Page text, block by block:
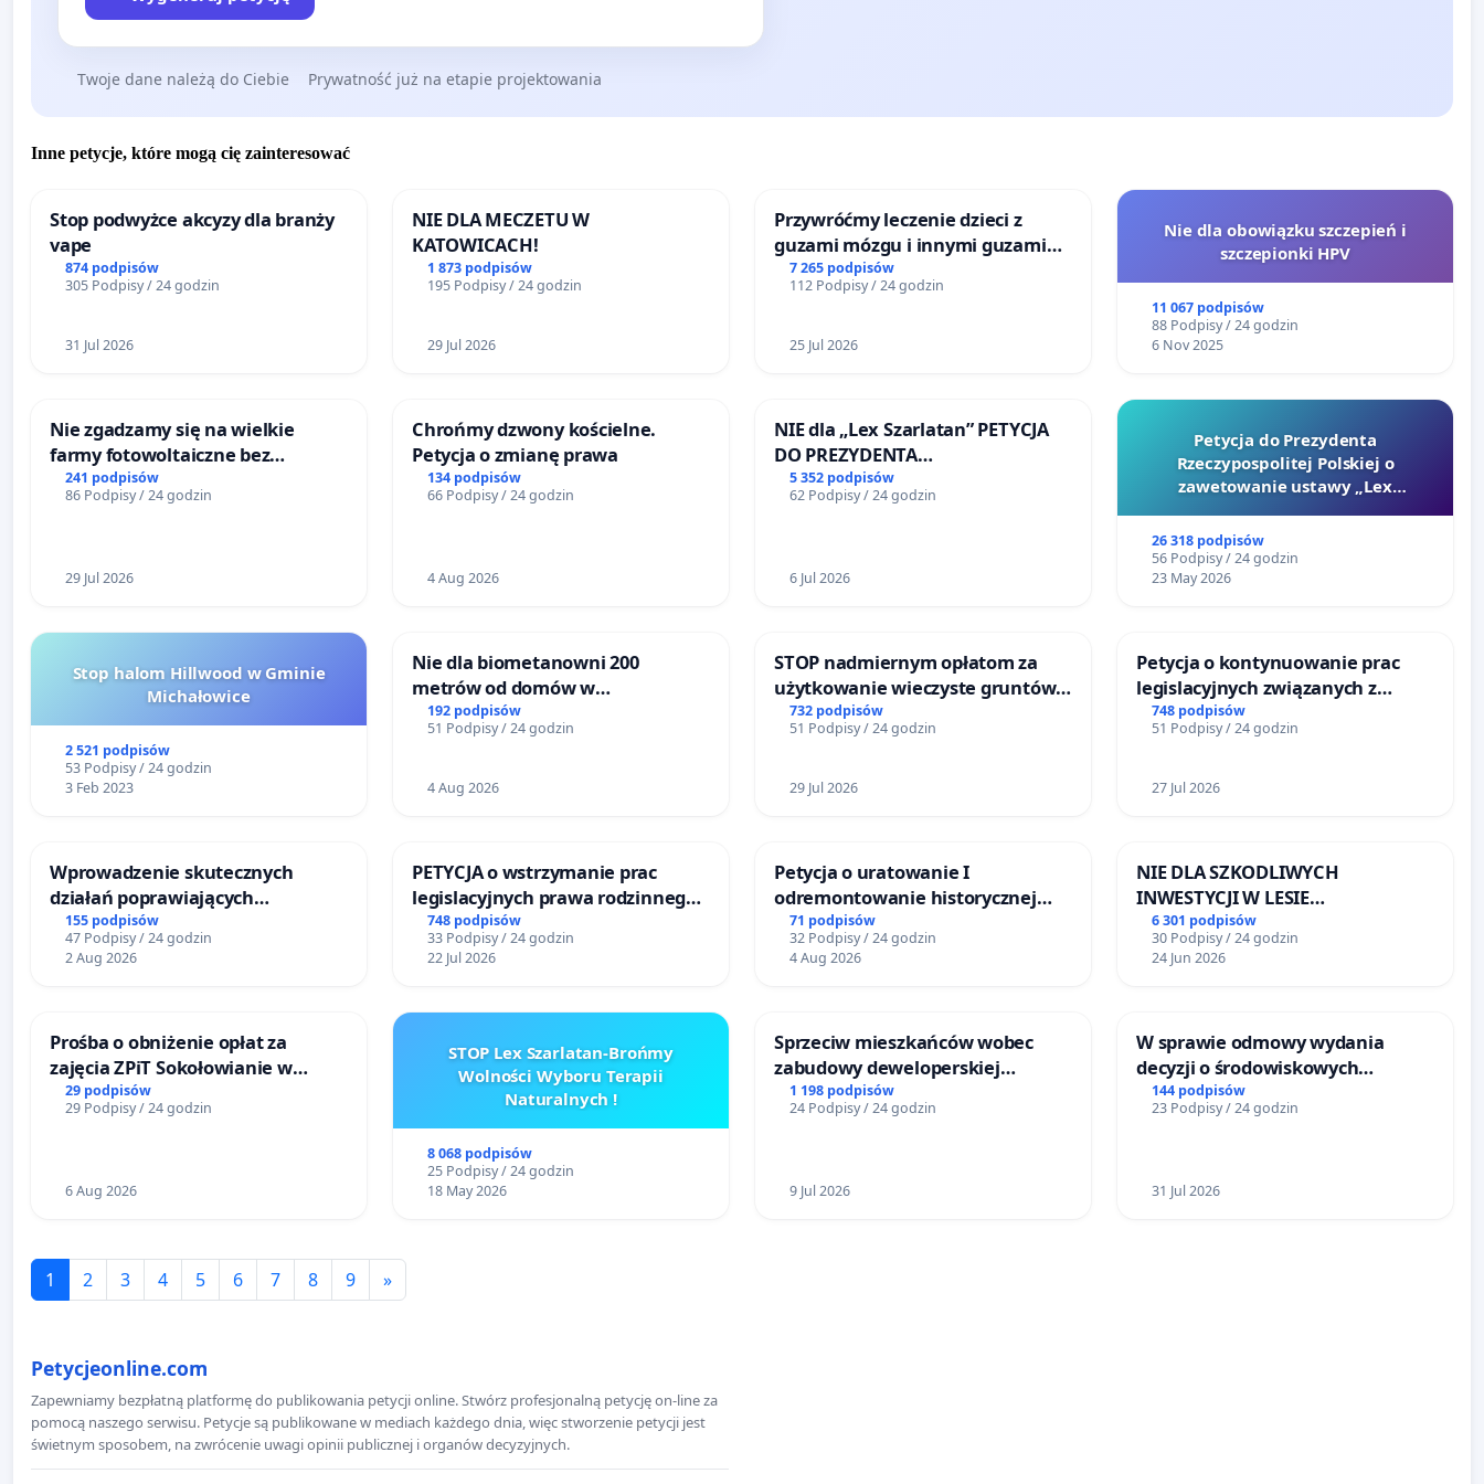
Twoje dane należą do Ciebie Prywatność już na etapie projektowania
Inne petycje, które mogą cię zainteresować
Stop podwyżce akcyzy dla branży
vape
874 podpisów
305 Podpisy / 24 godzin
31 Jul 2026
NIE DLA MECZETU W
KATOWICACH!
1 873 podpisów
195 Podpisy / 24 godzin
29 Jul 2026
Przywróćmy leczenie dzieci z
guzami mózgu i innymi guzami
litymi do Górnośląskiego
Centrum Zdrowia Dziecka w
7 265 podpisów
112 Podpisy / 24 godzin
25 Jul 2026
Nie dla obowiązku szczepień i
szczepionki HPV
11 067 podpisów
88 Podpisy / 24 godzin
6 Nov 2025
Nie zgadzamy się na wielkie
farmy fotowoltaiczne bez
rzetelnych analiz i akceptacji
mieszkańców
241 podpisów
86 Podpisy / 24 godzin
29 Jul 2026
Chrońmy dzwony kościelne.
Petycja o zmianę prawa
134 podpisów
66 Podpisy / 24 godzin
4 Aug 2026
NIE dla „Lex Szarlatan” PETYCJA
DO PREZYDENTA
RZECZYPOSPOLITEJ POLSKIEJ
5 352 podpisów
62 Podpisy / 24 godzin
6 Jul 2026
Petycja do Prezydenta
Rzeczypospolitej Polskiej o
zawetowanie ustawy „Lex
26 318 podpisów
56 Podpisy / 24 godzin
23 May 2026
Stop halom Hillwood w Gminie
Michałowice
2 521 podpisów
53 Podpisy / 24 godzin
3 Feb 2023
Nie dla biometanowni 200
metrów od domów w
Biernatkach, gm. Wądroże
Wielkie
192 podpisów
51 Podpisy / 24 godzin
4 Aug 2026
STOP nadmiernym opłatom za
użytkowanie wieczyste gruntów
zajmowanych przez rodzinne
ogrody działkowe.
732 podpisów
51 Podpisy / 24 godzin
29 Jul 2026
Petycja o kontynuowanie prac
legislacyjnych związanych z
reformą prawa rodzinnego
748 podpisów
51 Podpisy / 24 godzin
27 Jul 2026
Wprowadzenie skutecznych
działań poprawiających
bezpieczeństwo na ulicy
Żeromskiego w Otwocku
155 podpisów
47 Podpisy / 24 godzin
2 Aug 2026
PETYCJA o wstrzymanie prac
legislacyjnych prawa rodzinnego
narażających ofiary przemocy
748 podpisów
33 Podpisy / 24 godzin
22 Jul 2026
Petycja o uratowanie I
odremontowanie historycznej
Lokomotywy sm42-914
71 podpisów
32 Podpisy / 24 godzin
4 Aug 2026
NIE DLA SZKODLIWYCH
INWESTYCJI W LESIE
ŁAGIEWNICKIM I ARTURÓWKU
6 301 podpisów
30 Podpisy / 24 godzin
24 Jun 2026
Prośba o obniżenie opłat za
zajęcia ZPiT Sokołowianie w
Sokołowskim Ośrodku Kultury
29 podpisów
29 Podpisy / 24 godzin
6 Aug 2026
STOP Lex Szarlatan-Brońmy
Wolności Wyboru Terapii
Naturalnych !
8 068 podpisów
25 Podpisy / 24 godzin
18 May 2026
Sprzeciw mieszkańców wobec
zabudowy deweloperskiej
terenow zielonych w rejonie
Bulwarów Straceńskich w Bielsku-
1 198 podpisów
24 Podpisy / 24 godzin
9 Jul 2026
W sprawie odmowy wydania
decyzji o środowiskowych
uwarunkowaniach dla budowy
zakładu wytwarzania biometanu
mieszkańców i Puszczy
144 podpisów
23 Podpisy / 24 godzin
31 Jul 2026
1 2 3 4 5 6 7 8 9 »
Petycjeonline.com
Zapewniamy bezpłatną platformę do publikowania petycji online. Stwórz profesjonalną petycję on-line za
pomocą naszego serwisu. Petycje są publikowane w mediach każdego dnia, więc stworzenie petycji jest
świetnym sposobem, na zwrócenie uwagi opinii publicznej i organów decyzyjnych.